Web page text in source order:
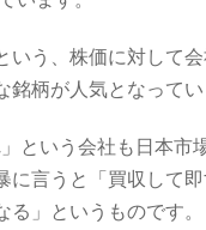
いう、株価に対して
銘柄が人気となってい
」という会社も日本市
に言うと「買収して
る」というものです。